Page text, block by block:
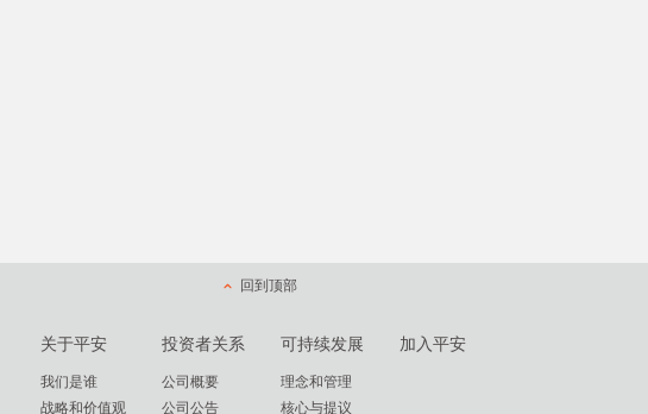
回到顶部
关于平安
我们是谁
战略和价值观
投资者关系
公司概要
公司公告
可持续发展
理念和管理
核心与提议
加入平安